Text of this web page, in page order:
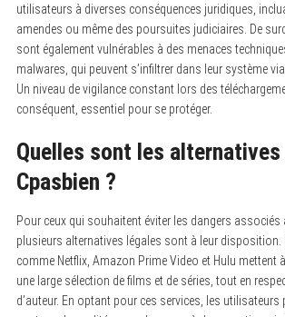
utilisateurs à diverses conséquences juridiques,
amendes ou même des poursuites judiciaires. De
sont également vulnérables à des menaces
malwares, qui peuvent s’infiltrer dans leur système
Un niveau de vigilance constant lors des
conséquent, essentiel pour se protéger.
Quelles sont les
Cpasbien ?
Pour ceux qui souhaitent éviter les dangers associés
plusieurs alternatives légales sont à leur disposition.
comme Netflix, Amazon Prime Video et Hulu mettent
une large sélection de films et de séries, tout en
d’auteur. En optant pour ces services, les utilisateurs